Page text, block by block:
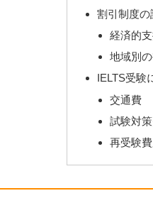
割引制度の
経済的
地域別
IELTS受験
交通費
試験対
再受験